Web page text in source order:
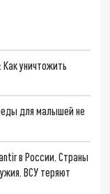
уничтожить
для малышей не
в России. Страны
ВСУ теряют